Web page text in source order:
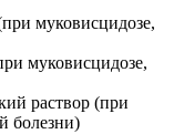
муковисцидозе,
муковисцидозе,
раствор (при
болезни)